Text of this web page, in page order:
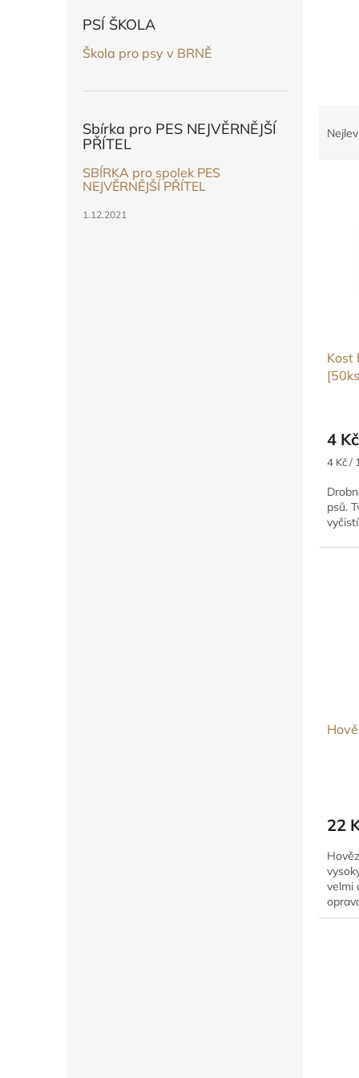
PSÍ ŠKOLA
Škola pro psy v BRNĚ
Sbírka pro PES NEJVĚRNĚJŠÍ
PŘÍTEL
SBÍRKA pro spolek PES
NEJVĚRNĚJŠÍ PŘÍTEL
1.12.2021
Kost
4 Kč
Měrná
4 Kč /
psů.
22
velmi